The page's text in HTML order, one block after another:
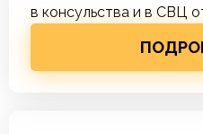
в консульства и в СВЦ